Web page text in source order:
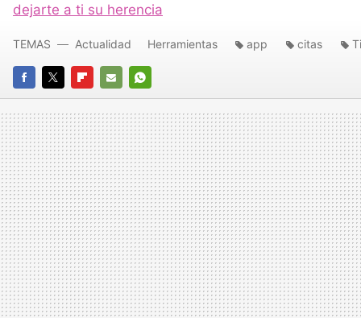
dejarte a ti su herencia
FACEBOOK
TWITTERFLIPBOARD
E-
MAIL
WHATSAPP
TEMAS Actualidad Herramientas app citas